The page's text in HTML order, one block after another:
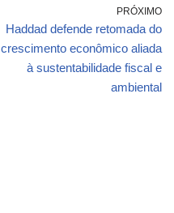
PRÓXIMO
Haddad defende retomada do
crescimento econômico aliada
à sustentabilidade fiscal e
ambiental